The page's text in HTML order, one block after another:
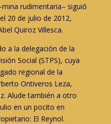
rudimentaria– siguió
20 de julio de 2012,
Quiroz Villesca.
a la delegación de la
Social (STPS), cuya
regional de la
Ontiveros Leza,
Alude también a otro
en un pocito en
El Reynol.